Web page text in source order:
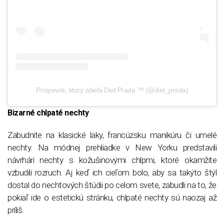
Príspevok, ktorý zdieľa Diet Prada ™ (@diet_prada)
Bizarné chlpaté nechty
Zabudnite na klasické laky, francúzsku manikúru či umelé
nechty. Na módnej prehliadke v New Yorku predstavili
návrhári nechty s kožušinovými chlpmi, ktoré okamžite
vzbudili rozruch. Aj keď ich cieľom bolo, aby sa takýto štýl
dostal do nechtových štúdii po celom svete, zabudli na to, že
pokiaľ ide o estetickú stránku, chlpaté nechty sú naozaj až
príliš.